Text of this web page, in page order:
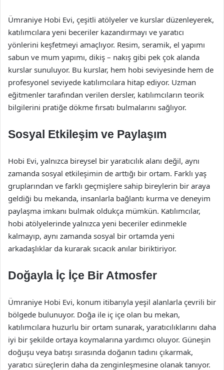
Ümraniye Hobi Evi, çeşitli atölyeler ve kurslar düzenleyerek,
katılımcılara yeni beceriler kazandırmayı ve yaratıcı
yönlerini keşfetmeyi amaçlıyor. Resim, seramik, el yapımı
sabun ve mum yapımı, dikiş – nakış gibi pek çok alanda
kurslar sunuluyor. Bu kurslar, hem hobi seviyesinde hem de
profesyonel seviyede katılımcılara hitap ediyor. Uzman
eğitmenler tarafından verilen dersler, katılımcıların teorik
bilgilerini pratiğe dökme fırsatı bulmalarını sağlıyor.
Sosyal Etkileşim ve Paylaşım
Hobi Evi, yalnızca bireysel bir yaratıcılık alanı değil, aynı
zamanda sosyal etkileşimin de arttığı bir ortam. Farklı yaş
gruplarından ve farklı geçmişlere sahip bireylerin bir araya
geldiği bu mekanda, insanlarla bağlantı kurma ve deneyim
paylaşma imkanı bulmak oldukça mümkün. Katılımcılar,
hobi atölyelerinde yalnızca yeni beceriler edinmekle
kalmayıp, aynı zamanda sosyal bir ortamda yeni
arkadaşlıklar da kurarak sıcacık anılar biriktiriyor.
Doğayla İç İçe Bir Atmosfer
Ümraniye Hobi Evi, konum itibarıyla yeşil alanlarla çevrili bir
bölgede bulunuyor. Doğa ile iç içe olan bu mekan,
katılımcılara huzurlu bir ortam sunarak, yaratıcılıklarını daha
iyi bir şekilde ortaya koymalarına yardımcı oluyor. Güneşin
doğuşu veya batışı sırasında doğanın tadını çıkarmak,
yaratıcı süreçlerin daha da zenginleşmesine olanak tanıyor.